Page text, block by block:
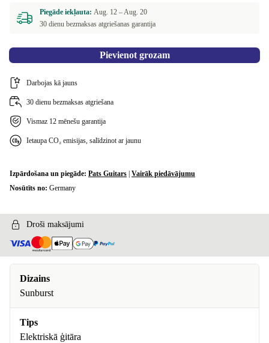
Piegāde iekļauta: Aug. 12 –Aug. 20
30 dienu bezmaksas atgriešanas garantija
Pievienot grozam
Darbojas kā jauns
30 dienu bezmaksas atgriešana
Vismaz 12 mēnešu garantija
Ietaupa CO₂ emisijas, salīdzinot ar jaunu
Izpārdošana un piegāde: Pats Guitars Vairāk piedāvājumu
Nosūtīts no: Germany
Droši maksājumi
Dizains
Sunburst
Tips
Elektriskā ģitāra